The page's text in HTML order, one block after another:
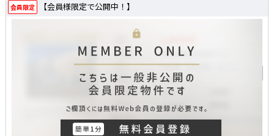
会員限定 【会員様限定で公開中！】